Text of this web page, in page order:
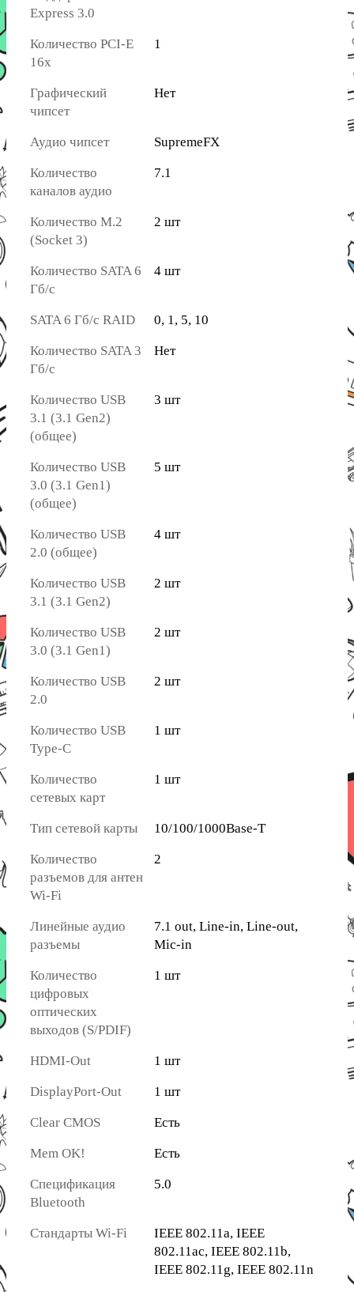
Express 3.0
Количество PCI-E
16x
1
Графический
чипсет
Нет
Аудио чипсет SupremeFX
Количество
каналов аудио
7.1
Количество M.2
(Socket 3)
2 шт
Количество SATA 6
Гб/с
4 шт
SATA 6 Гб/с RAID 0, 1, 5, 10
Количество SATA 3
Гб/с
Нет
Количество USB
3.1 (3.1 Gen2)
(общее)
3 шт
Количество USB
3.0 (3.1 Gen1)
(общее)
5 шт
Количество USB
2.0 (общее)
4 шт
Количество USB
3.1 (3.1 Gen2)
2 шт
Количество USB
3.0 (3.1 Gen1)
2 шт
Количество USB
2.0
2 шт
Количество USB
Type-C
1 шт
Количество
сетевых карт
1 шт
Тип сетевой карты 10/100/1000Base-T
Количество
разъемов для антен
Wi-Fi
2
Линейные аудио
разъемы
7.1 out, Line-in, Line-out,
Mic-in
Количество
цифровых
оптических
выходов (S/PDIF)
1 шт
HDMI-Out 1 шт
DisplayPort-Out 1 шт
Clear CMOS Есть
Mem OK! Есть
Спецификация
Bluetooth
5.0
Стандарты Wi-Fi
IEEE 802.11a, IEEE
802.11ac, IEEE 802.11b,
IEEE 802.11g, IEEE 802.11n